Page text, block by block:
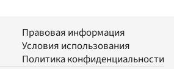
Правовая информация
Условия использования
Политика конфиденциальности